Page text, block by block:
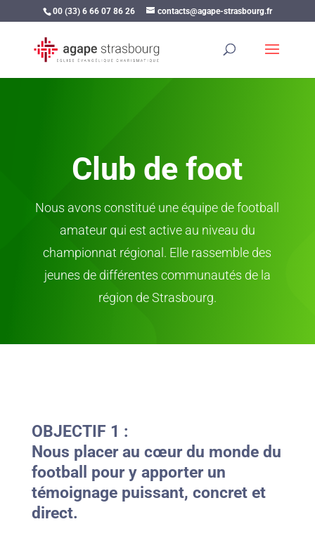
00 (33) 6 66 07 86 26 contacts@agape-strasbourg.fr
Club de foot
Nous avons constitué une équipe de football
amateur qui est active au niveau du
championnat régional. Elle rassemble des
jeunes de différentes communautés de la
région de Strasbourg.
OBJECTIF 1 :
Nous placer au cœur du monde du
football pour y apporter un
témoignage puissant, concret et
direct.